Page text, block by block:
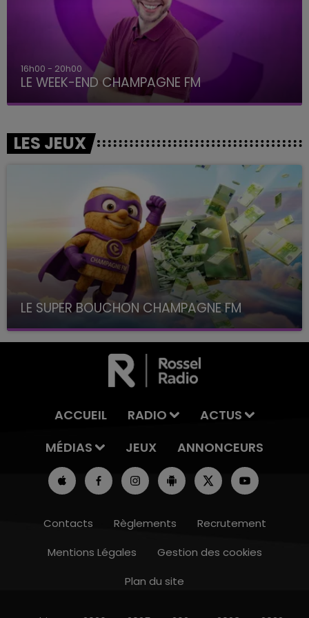
7h00 - 12h00
16h00 - 20h00
LE WEEK-END CHAMPAGNE FM
LES JEUX
LE SUPER BOUCHON CHAMPAGNE FM
avec La Famille Champagne FM, à 8H10
ACCUEIL RADIO
ACTUS
MÉDIAS
JEUX ANNONCEURS
Contacts Règlements
Recrutement
Mentions Légales
Gestion des cookies
Plan du site